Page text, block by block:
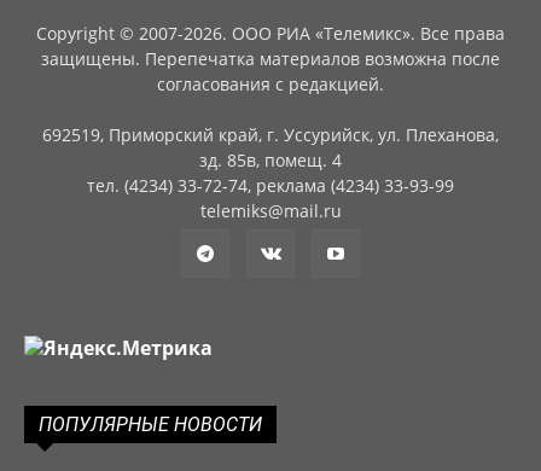
Copyright © 2007-2026. ООО РИА «Телемикс». Все права
защищены. Перепечатка материалов возможна после
согласования с редакцией.
692519, Приморский край, г. Уссурийск, ул. Плеханова,
зд. 85в, помещ. 4
тел. (4234) 33-72-74, реклама (4234) 33-93-99
telemiks@mail.ru
ПОПУЛЯРНЫЕ НОВОСТИ